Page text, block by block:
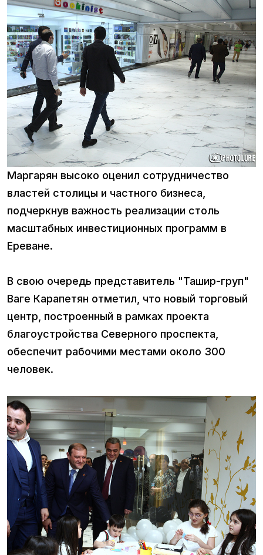
Маргарян высоко оценил сотрудничество
властей столицы и частного бизнеса,
подчеркнув важность реализации столь
масштабных инвестиционных программ в
Ереване.
В свою очередь представитель "Ташир-груп"
Ваге Карапетян отметил, что новый торговый
центр, построенный в рамках проекта
благоустройства Северного проспекта,
обеспечит рабочими местами около 300
человек.